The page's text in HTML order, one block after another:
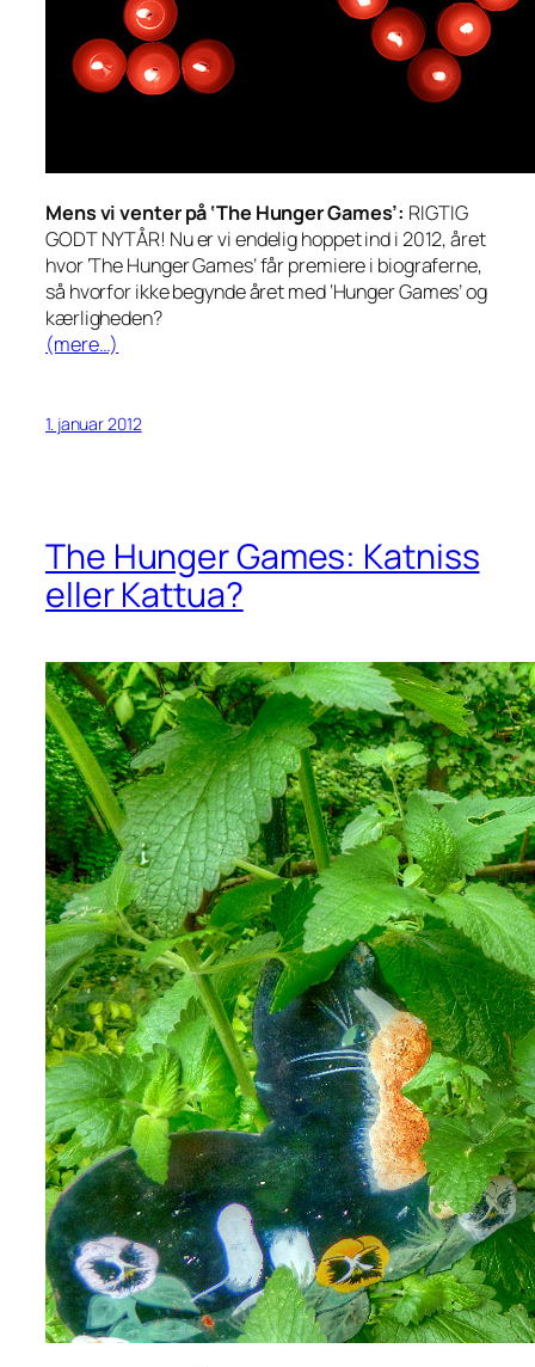
Mens vi venter på ‘The Hunger Games’: RIGTIG
GODT NYTÅR! Nu er vi endelig hoppet ind i 2012, året
hvor ‘The Hunger Games’ får premiere i biograferne,
så hvorfor ikke begynde året med ‘Hunger Games’ og
kærligheden?
(mere…)
1. januar 2012
The Hunger Games: Katniss
eller Kattua?